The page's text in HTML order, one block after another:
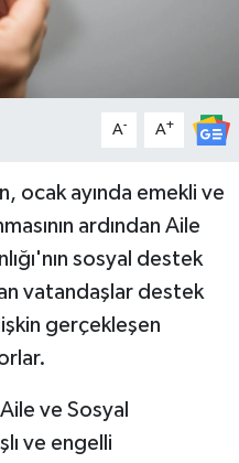
A- A+
ocak ayında emekli ve
ardından Aile
sosyal destek
vatandaşlar destek
gerçekleşen
ve Sosyal
ve engelli